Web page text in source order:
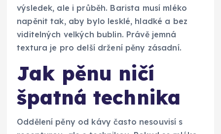
výsledek, ale i průběh. Barista musí mléko
napěnit tak, aby bylo lesklé, hladké a bez
viditelných velkých bublin. Právě jemná
textura je pro delší držení pěny zásadní.
Jak pěnu ničí
špatná technika
Oddělení pěny od kávy často nesouvisí s